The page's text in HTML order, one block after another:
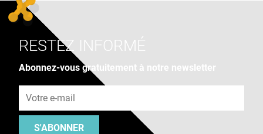
RESTEZ INFORMÉ
Abonnez-vous gratuitement à notre newsletter
S'ABONNER